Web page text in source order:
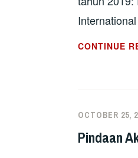
CONTINUE
OCTOBER 25,
Pindaan